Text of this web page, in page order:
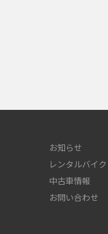
お知らせ
レンタルバイク
中古車情報
お問い合わせ